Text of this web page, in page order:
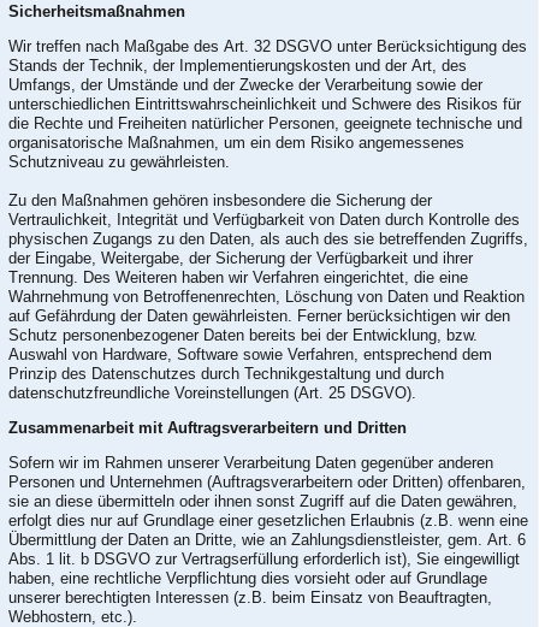
Sicherheitsmaßnahmen
Wir treffen nach Maßgabe des Art. 32 DSGVO unter Berücksichtigung des
Stands der Technik, der Implementierungskosten und der Art, des
Umfangs, der Umstände und der Zwecke der Verarbeitung sowie der
unterschiedlichen Eintrittswahrscheinlichkeit und Schwere des Risikos für
die Rechte und Freiheiten natürlicher Personen, geeignete technische und
organisatorische Maßnahmen, um ein dem Risiko angemessenes
Schutzniveau zu gewährleisten.
Zu den Maßnahmen gehören insbesondere die Sicherung der
Vertraulichkeit, Integrität und Verfügbarkeit von Daten durch Kontrolle des
physischen Zugangs zu den Daten, als auch des sie betreffenden Zugriffs,
der Eingabe, Weitergabe, der Sicherung der Verfügbarkeit und ihrer
Trennung. Des Weiteren haben wir Verfahren eingerichtet, die eine
Wahrnehmung von Betroffenenrechten, Löschung von Daten und Reaktion
auf Gefährdung der Daten gewährleisten. Ferner berücksichtigen wir den
Schutz personenbezogener Daten bereits bei der Entwicklung, bzw.
Auswahl von Hardware, Software sowie Verfahren, entsprechend dem
Prinzip des Datenschutzes durch Technikgestaltung und durch
datenschutzfreundliche Voreinstellungen (Art. 25 DSGVO).
Zusammenarbeit mit Auftragsverarbeitern und Dritten
Sofern wir im Rahmen unserer Verarbeitung Daten gegenüber anderen
Personen und Unternehmen (Auftragsverarbeitern oder Dritten) offenbaren,
sie an diese übermitteln oder ihnen sonst Zugriff auf die Daten gewähren,
erfolgt dies nur auf Grundlage einer gesetzlichen Erlaubnis (z.B. wenn eine
Übermittlung der Daten an Dritte, wie an Zahlungsdienstleister, gem. Art. 6
Abs. 1 lit. b DSGVO zur Vertragserfüllung erforderlich ist), Sie eingewilligt
haben, eine rechtliche Verpflichtung dies vorsieht oder auf Grundlage
unserer berechtigten Interessen (z.B. beim Einsatz von Beauftragten,
Webhostern, etc.).